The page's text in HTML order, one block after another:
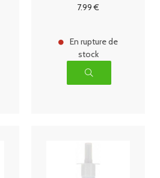
7.99 €
En rupture de
stock